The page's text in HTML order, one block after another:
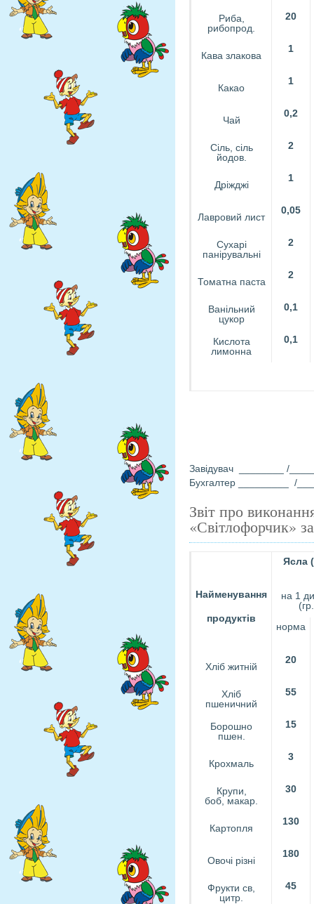
Риба,
рибопрод.
20
Кава злакова
1
Какао
1
Чай
0,2
Сіль, сіль
йодов.
2
Дріжджі
1
Лавровий лист
0,05
Сухарі
панірувальні
2
Томатна паста
2
Ванільний
цукор
0,1
Кислота
лимонна
0,1
Завідувач ________ /
Бухгалтер _________ /
Звіт про
«Світлофорчик»
Найменування
продуктів
на 1
норма
Хліб житній
20
Хліб
пшеничний
55
Борошно
пшен.
15
Крохмаль
3
Крупи,
боб, макар.
30
Картопля
130
Овочі різні
180
Фрукти св,
цитр.
45